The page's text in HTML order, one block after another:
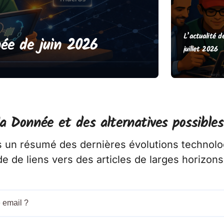
d’avril/mai 2026
L’actualité
juillet 2026
Donnée et des alternatives
résumé des dernières évolutions
de liens vers des articles de larges